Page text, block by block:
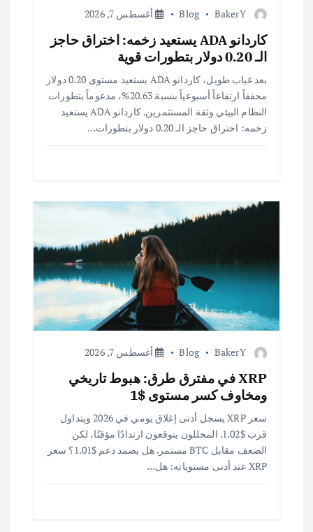
ت
BakerY
Blog أغسطس 7, 2026
كاردانو ADA يستعيد زخمه: اختراق حاجز
الـ 0.20 دولار بتطورات قوية
بعد غياب طويل، كاردانو ADA يستعيد مستوى 0.20 دولار
محققاً ارتفاعاً أسبوعياً بنسبة 20.63%، مدعوماً بتطورات
النظام البيئي وثقة المستثمرين. كاردانو ADA يستعيد
زخمه: اختراق حاجز الـ 0.20 دولار بتطورات…
BakerY
Blog أغسطس 7, 2026
XRP في مفترق طرق: هبوط تاريخي
ومخاوف كسر مستوى $1
سعر XRP يسجل أدنى إغلاق يومي في 2026 ويتداول
قرب $1.02. المحللون يتوقعون ارتدادًا مؤقتًا، لكن
الضعف مقابل BTC مستمر. هل يصمد دعم $1.01؟ سعر
XRP عند أدنى مستوياته: هل…